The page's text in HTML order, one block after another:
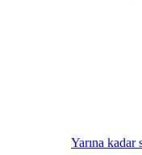
Yarına kadar